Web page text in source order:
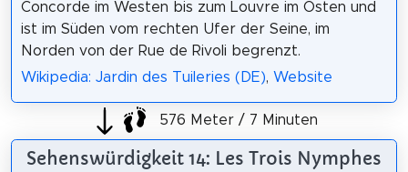
Concorde im Westen bis zum Louvre im Osten und
ist im Süden vom rechten Ufer der Seine, im
Norden von der Rue de Rivoli begrenzt.
Wikipedia: Jardin des Tuileries (DE), Website
576 Meter / 7 Minuten
Sehenswürdigkeit 14: Les Trois Nymphes